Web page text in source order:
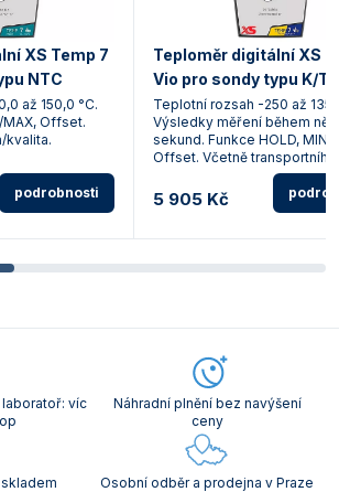
XS Temp 7
NTC
až 150,0 °C.
MAX, Offset.
kvalita.
podrobnosti
Teploměr digitální XS
Vio pro sondy typu K/T
Teplotní rozsah -250 až
Výsledky měření během
sekund. Funkce HOLD, MIN/
Offset. Včetně
5 905 Kč
víc
Náhradní plnění bez navýšení
ceny
Osobní odběr a prodejna v Praze